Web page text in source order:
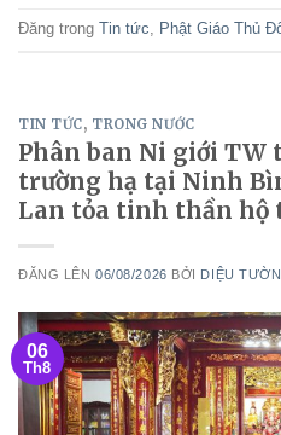
Đăng trong Tin tức, Phật Giáo Thủ
TIN TỨC, TRONG NƯỚC
Phân ban Ni giới TW
trường hạ tại Ninh
Lan tỏa tinh thần hộ
ĐĂNG LÊN06/08/2026 BỞI DIỆU
06
Th8